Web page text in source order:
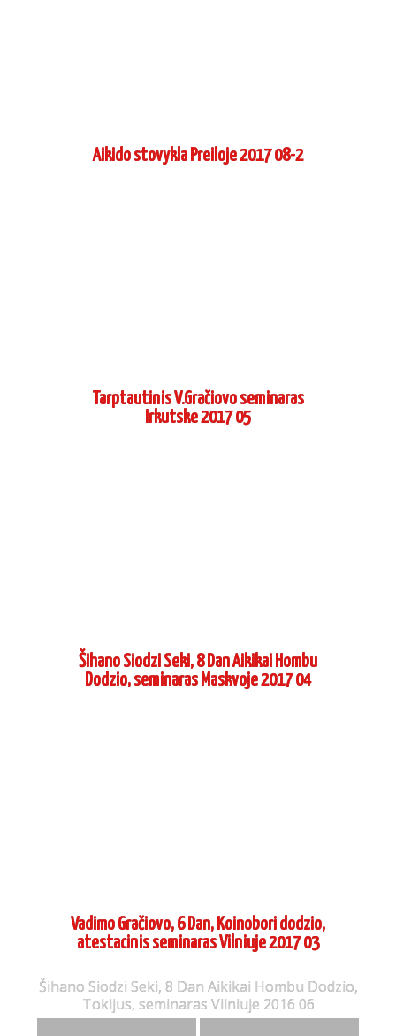
Aikido stovykla Preiloje 2017 08-2
Tarptautinis V.Gračiovo seminaras
Irkutske 2017 05
Šihano Siodzi Seki, 8 Dan Aikikai Hombu
Dodzio, seminaras Maskvoje 2017 04
Vadimo Gračiovo, 6 Dan, Koinobori dodzio,
atestacinis seminaras Vilniuje 2017 03
Šihano Siodzi Seki, 8 Dan Aikikai Hombu Dodzio,
Tokijus, seminaras Vilniuje 2016 06